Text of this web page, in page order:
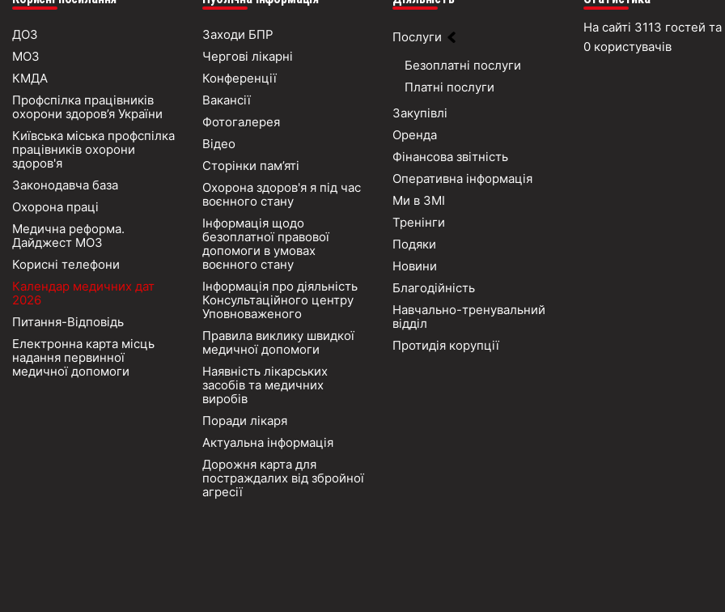
ДОЗ
МОЗ
КМДА
Профспілка працівників
охорони здоров’я України
Київська міська профспілка
працівників охорони
здоров'я
Законодавча база
Охорона праці
Медична реформа.
Дайджест МОЗ
Корисні телефони
Календар медичних дат
2026
Питання-Відповідь
Електронна карта місць
надання первинної
медичної допомоги
Заходи БПР
Чергові лікарні
Конференції
Вакансії
Фотогалерея
Відео
Сторінки пам’яті
Охорона здоров'я я під час
воєнного стану
Інформація щодо
безоплатної правової
допомоги в умовах
воєнного стану
Інформація про діяльність
Консультаційного центру
Уповноваженого
Правила виклику швидкої
медичної допомоги
Наявність лікарських
засобів та медичних
виробів
Поради лікаря
Актуальна інформація
Дорожня карта для
постраждалих від збройної
агресії
Послуги
Безоплатні послуги
Платні послуги
Закупівлі
Оренда
Фінансова звітність
Оперативна інформація
Ми в ЗМІ
Тренінги
Подяки
Новини
Благодійність
Навчально-тренувальний
відділ
Протидія корупції
На сайті 3113 гостей та
0 користувачів